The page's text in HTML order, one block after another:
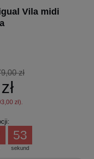
Vila midi
zł
zł).
sekund
52